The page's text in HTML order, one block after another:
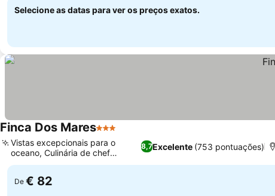
Selecione as datas para ver os preços exatos.
Finca Dos Mares3 Estrelas
8,7Excelente (753 pontuações)
Vistas excepcionais para o
oceano, Culinária de chef
premiado
De € 82